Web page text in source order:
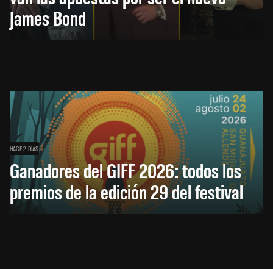
James Bond
HACE 2 DÍAS
Ganadores del GIFF 2026: todos los
premios de la edición 29 del festival